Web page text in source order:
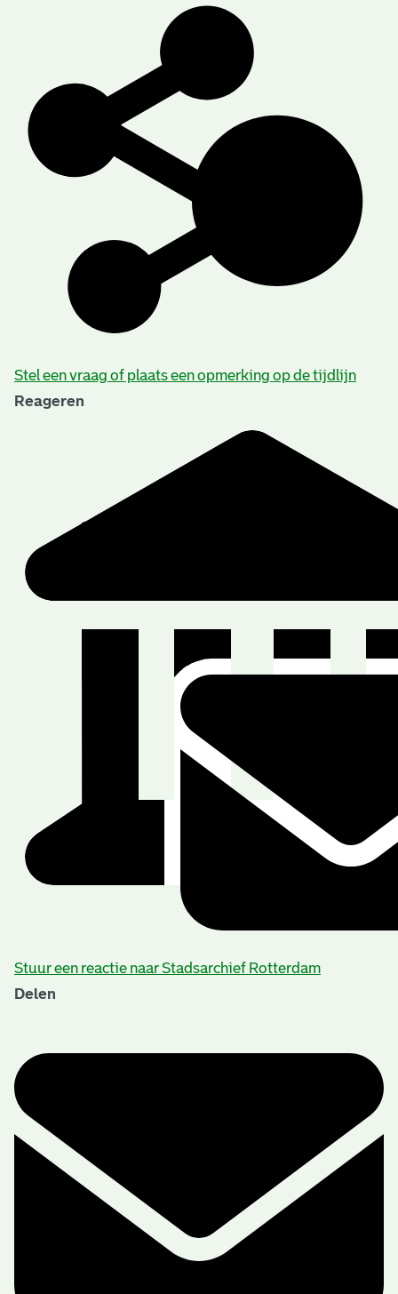
Stel een vraag of plaats een opmerking op de tijdlijn
Reageren
Stuur een reactie naar Stadsarchief Rotterdam
Delen